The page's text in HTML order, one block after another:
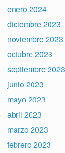
enero 2024
diciembre 2023
noviembre 2023
octubre 2023
septiembre 2023
junio 2023
mayo 2023
abril 2023
marzo 2023
febrero 2023